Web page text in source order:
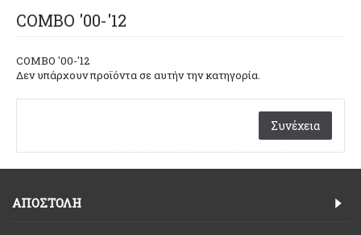
COMBO '00-'12
COMBO '00-'12
Δεν υπάρχουν προϊόντα σε αυτήν την κατηγορία.
Συνέχεια
ΑΠΟΣΤΟΛΗ